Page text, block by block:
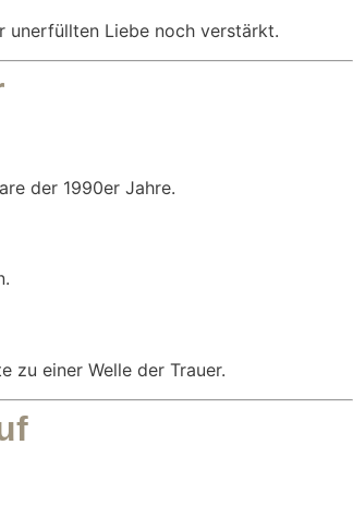
unerfüllten Liebe noch verstärkt.
der 1990er Jahre.
zu einer Welle der Trauer.